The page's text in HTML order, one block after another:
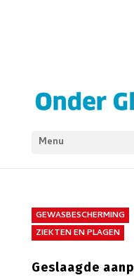
Menu
GEWASBESCHERMING
ZIEKTEN EN PLAGEN
Geslaagde